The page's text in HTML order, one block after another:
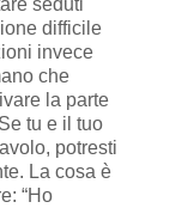
seduti
difficile
invece
che
la parte
tu e il tuo
potresti
La cosa è
“Ho